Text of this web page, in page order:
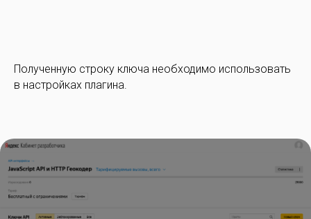
Полученную строку ключа необходимо использовать
в настройках плагина.